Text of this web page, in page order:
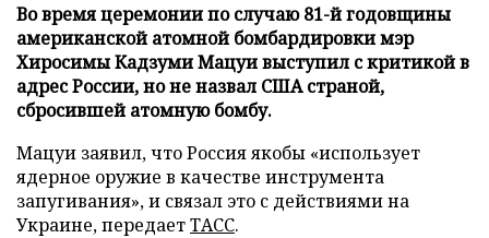
Во время церемонии по случаю 81-й годовщины
американской атомной бомбардировки мэр
Хиросимы Кадзуми Мацуи выступил с критикой в
адрес России, но не назвал США страной,
сбросившей атомную бомбу.
Мацуи заявил, что Россия якобы «использует
ядерное оружие в качестве инструмента
запугивания», и связал это с действиями на
Украине, передаетТАСС.